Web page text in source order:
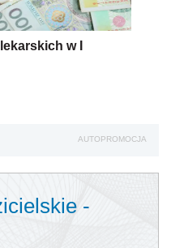
w I
AUTOPROMOCJA
-